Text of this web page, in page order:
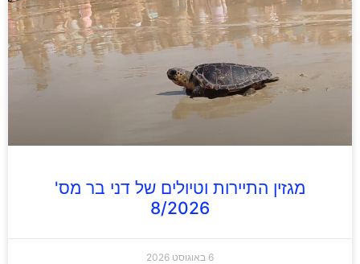
מגזין התיירות וטיולים של דני בר מס'
8/2026
6 באוגוסט 2026